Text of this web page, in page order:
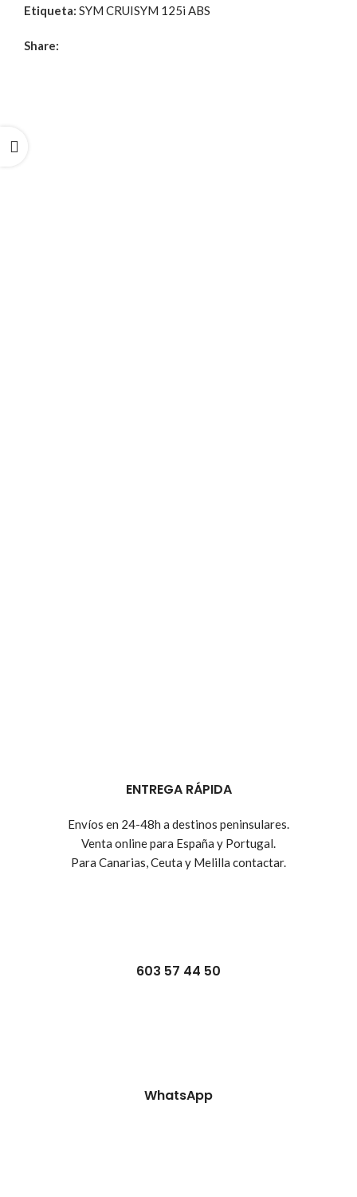
Etiqueta: SYM CRUISYM 125i ABS
Share:
ENTREGA RÁPIDA
Envíos en 24-48h a destinos peninsulares.
Venta online para España y Portugal.
Para Canarias, Ceuta y Melilla contactar.
603 57 44 50
WhatsApp